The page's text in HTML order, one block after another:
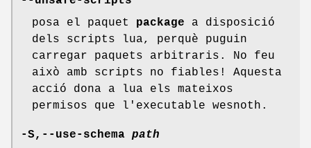
posa el paquet package a disposició
dels scripts lua, perquè puguin
carregar paquets arbitraris. No feu
això amb scripts no fiables! Aquesta
acció dona a lua els mateixos
permisos que l'executable wesnoth.
-S,--use-schema path